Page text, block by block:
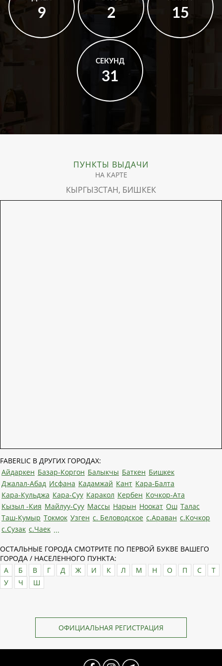
9 2 15
СЕКУНД
31
ПУНКТЫ ВЫДАЧИ
НА КАРТЕ
КЫРГЫЗСТАН, БИШКЕК
FABERLIC В ДРУГИХ ГОРОДАХ:
Айдаркен Базар-Коргон Балыкчы Баткен Бишкек
Джалал-Абад Исфана Кадамжай Кант Кара-Балта
Кара-Кульджа Кара-Суу Каракол Кербен Кочкор-Ата
Кызыл -Кия Майлуу-Суу Массы Нарын Ноокат Ош Талас
Таш-Кумыр Токмок Узген с. Беловодское с.Араван с.Кочкор
с.Сузак с.Чаек ...
ОСТАЛЬНЫЕ ГОРОДА СМОТРИТЕ ПО ПЕРВОЙ БУКВЕ ВАШЕГО
ГОРОДА / НАСЕЛЕННОГО ПУНКТА:
А
Б В Г Д Ж И К Л М Н О П С
Т
У
Ч Ш
ОФИЦИАЛЬНАЯ РЕГИСТРАЦИЯ